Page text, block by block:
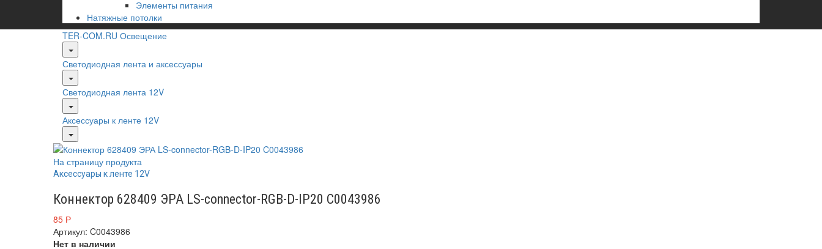
Элементы питания
Натяжные потолки
TER-COM.RU Освещение
Светодиодная лента и аксессуары
Светодиодная лента 12V
Аксессуары к ленте 12V
На страницу продукта
Аксессуары к ленте 12V
Коннектор 628409 ЭРА LS-connector-RGB-D-IP20 C0043986
85 Р
Артикул: C0043986
Нет в наличии